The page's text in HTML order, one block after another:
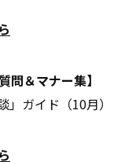
問＆マナー集】
ガイド（10月）